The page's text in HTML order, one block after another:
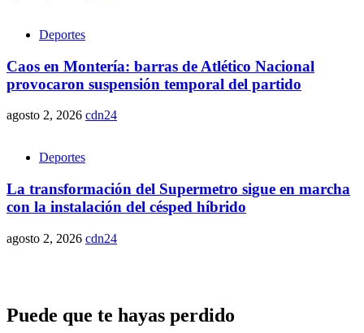
Deportes
Caos en Montería: barras de Atlético Nacional
provocaron suspensión temporal del partido
agosto 2, 2026 cdn24
Deportes
La transformación del Supermetro sigue en marcha
con la instalación del césped híbrido
agosto 2, 2026 cdn24
Puede que te hayas perdido